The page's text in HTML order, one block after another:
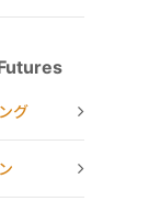
グ